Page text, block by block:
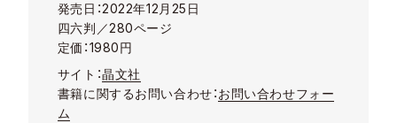
発売日：2022年12月25日
四六判／280ページ
定価：1980円
サイト：晶文社
書籍に関するお問い合わせ：お問い合わせフォー
ム